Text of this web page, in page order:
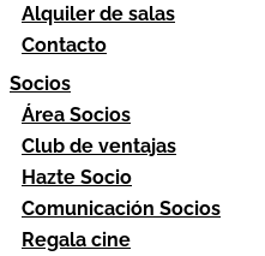
Alquiler de salas
Contacto
Socios
Área Socios
Club de ventajas
Hazte Socio
Comunicación Socios
Regala cine